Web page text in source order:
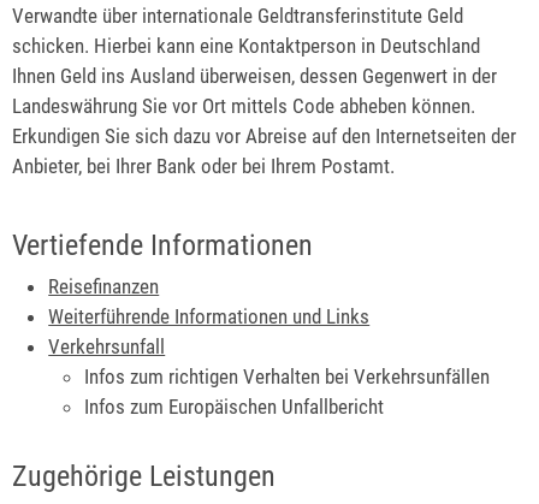
Verwandte über internationale Geldtransferinstitute Geld
schicken. Hierbei kann eine Kontaktperson in Deutschland
Ihnen Geld ins Ausland überweisen, dessen Gegenwert in der
Landeswährung Sie vor Ort mittels Code abheben können.
Erkundigen Sie sich dazu vor Abreise auf den Internetseiten der
Anbieter, bei Ihrer Bank oder bei Ihrem Postamt.
Vertiefende Informationen
Reisefinanzen
Weiterführende Informationen und Links
Verkehrsunfall
Infos zum richtigen Verhalten bei Verkehrsunfällen
Infos zum Europäischen Unfallbericht
Zugehörige Leistungen